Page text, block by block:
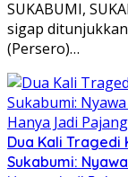
SUKABUMI,
sigap
(Persero)…
Dua Kali Tragedi
Sukabumi: